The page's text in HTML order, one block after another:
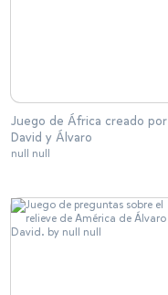
Juego de África creado por
David y Álvaro
null null